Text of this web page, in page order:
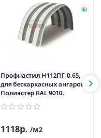
Профнастил H112ПГ-0.65,
для бескаркасных ангаров,
Полиэстер RAL 9010.
1118р. /м2